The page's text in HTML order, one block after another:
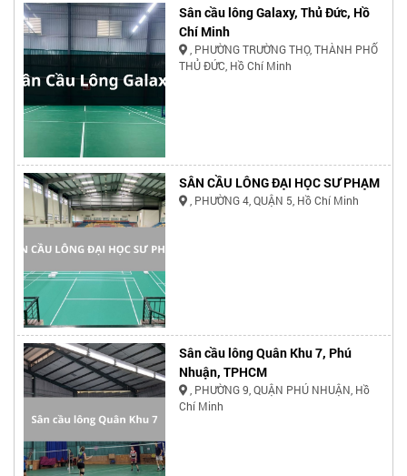
Sân cầu lông Galaxy, Thủ Đức, Hồ
Chí Minh
, PHƯỜNG TRƯỜNG THỌ, THÀNH PHỐ
THỦ ĐỨC, Hồ Chí Minh
SÂN CẦU LÔNG ĐẠI HỌC SƯ PHẠM
, PHƯỜNG 4, QUẬN 5, Hồ Chí Minh
Sân cầu lông Quân Khu 7, Phú
Nhuận, TPHCM
, PHƯỜNG 9, QUẬN PHÚ NHUẬN, Hồ
Chí Minh